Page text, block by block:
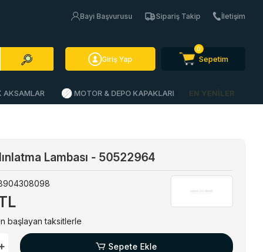
Bayi Başvurusu Sipariş Takip İletişim
Giriş Yap
0
Sepetim
AKSAMLAR MOTOR & DEPO KAPAKLARI EN YENİLER
Lambası - 50522964
başlayan taksitlerle
Sepete Ekle